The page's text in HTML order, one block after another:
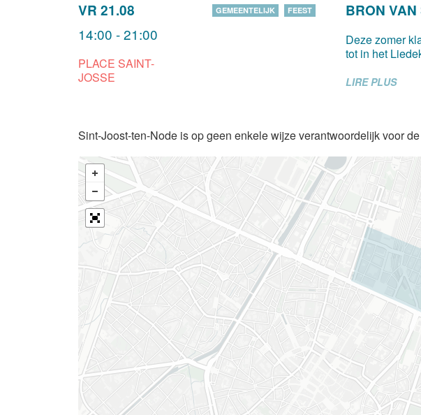
VR 21.08
14:00 - 21:00
PLACE SAINT-
JOSSE
GEMEENTELIJK FEEST BRON
Deze zomer
tot in het
LIRE PLUS
Sint-Joost-ten-Node is op geen enkele wijze verantwoordelijk voor